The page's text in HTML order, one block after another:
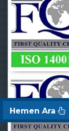
Hemen Ara